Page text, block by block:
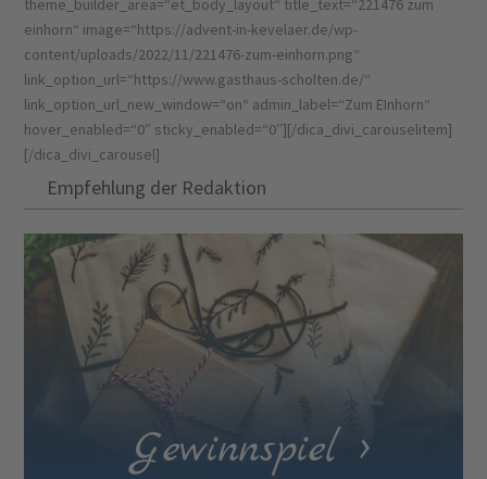
Empfehlung der Redaktion
Gewinnspiel >